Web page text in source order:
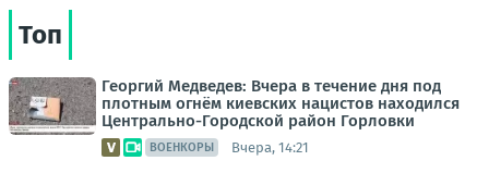
Топ
Георгий Медведев: Вчера в течение дня под
плотным огнём киевских нацистов находился
Центрально-Городской район Горловки
ВОЕНКОРЫ Вчера, 14:21